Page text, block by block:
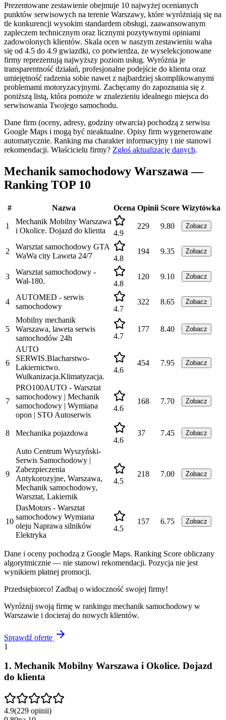
Prezentowane zestawienie obejmuje 10 najwyżej ocenianych
punktów serwisowych na terenie Warszawy, które wyróżniają się na
tle konkurencji wysokim standardem obsługi, zaawansowanym
zapleczem technicznym oraz licznymi pozytywnymi opiniami
zadowolonych klientów. Skala ocen w naszym zestawieniu waha
się od 4.5 do 4.9 gwiazdki, co potwierdza, że wyselekcjonowane
firmy reprezentują najwyższy poziom usług. Wyróżnia je
transparentność działań, profesjonalne podejście do klienta oraz
umiejętność radzenia sobie nawet z najbardziej skomplikowanymi
problemami motoryzacyjnymi. Zachęcamy do zapoznania się z
poniższą listą, która pomoże w znalezieniu idealnego miejsca do
serwisowania Twojego samochodu.
Dane firm (oceny, adresy, godziny otwarcia) pochodzą z serwisu
Google Maps i mogą być nieaktualne. Opisy firm wygenerowane
automatycznie. Ranking ma charakter informacyjny i nie stanowi
rekomendacji. Właścicielu firmy? Zgłoś aktualizację danych.
Mechanik samochodowy Warszawa —
Ranking TOP 10
# Nazwa Ocena Opinii Score Wizytówka
1
Mechanik Mobilny Warszawa
i Okolice. Dojazd do klienta
4.9
229 9.80 Zobacz
2
Warsztat samochodowy GTA
WaWa city Laweta 24/7
4.8
194 9.35 Zobacz
3
Warsztat samochodowy -
Wał-180.
4.8
120 9.10 Zobacz
4
AUTOMED - serwis
samochodowy
4.7
322 8.65 Zobacz
5
Mobilny mechanik
Warszawa, laweta serwis
samochodów 24h
4.7
177 8.40 Zobacz
6
AUTO
SERWIS.Blacharstwo-
Lakiernictwo.
Wulkanizacja.Klimatyzacja.
4.6
454 7.95 Zobacz
7
PRO100AUTO - Warsztat
samochodowy | Mechanik
samochodowy | Wymiana
opon | STO Autoserwis
4.6
168 7.70 Zobacz
8
Mechanika pojazdowa
4.6
37 7.45 Zobacz
9
Auto Centrum Wyszyński-
Serwis Samochodowy |
Zabezpieczenia
Antykorozyjne, Warszawa,
Mechanik samochodowy,
Warsztat, Lakiernik
4.5
218 7.00 Zobacz
10
DasMotors - Warsztat
samochodowy Wymiana
oleju Naprawa silników
Elektryka
4.5
157 6.75 Zobacz
Dane i oceny pochodzą z Google Maps. Ranking Score obliczany
algorytmicznie — nie stanowi rekomendacji. Pozycja nie jest
wynikiem płatnej promocji.
Przedsiębiorco! Zadbaj o widoczność swojej firmy!
Wyróżnij swoją firmę w rankingu mechanik samochodowy w
Warszawie i docieraj do nowych klientów.
Sprawdź ofertę
1
1. Mechanik Mobilny Warszawa i Okolice. Dojazd
do klienta
4.9(229 opinii)